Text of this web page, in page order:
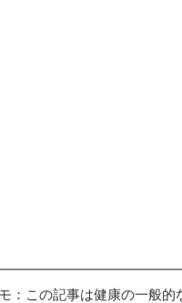
：この記事は健康の一般